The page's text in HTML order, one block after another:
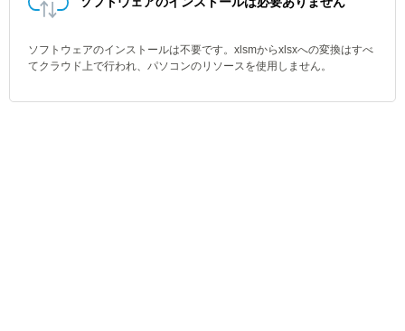
ソフトウェアのインストールは不要です。xlsmからxlsxへの変換はすべ
てクラウド上で行われ、パソコンのリソースを使用しません。